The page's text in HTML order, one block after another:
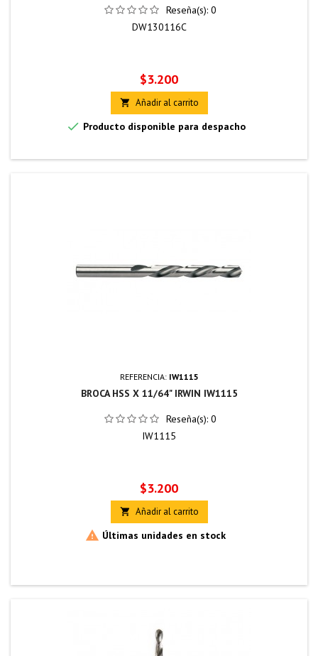
Reseña(s): 0
DW130116C
Precio
$3.200
 Añadir al carrito
 Producto disponible para despacho
REFERENCIA: IW1115
BROCA HSS X 11/64" IRWIN IW1115
Reseña(s): 0
IW1115
Precio
$3.200
 Añadir al carrito
 Últimas unidades en stock